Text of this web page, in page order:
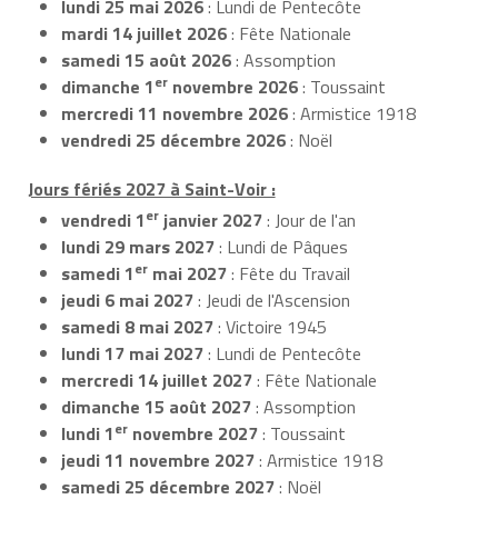
lundi 25 mai 2026: Lundi de Pentecôte
mardi 14 juillet 2026: Fête Nationale
samedi 15 août 2026: Assomption
dimanche 1er novembre 2026: Toussaint
mercredi 11 novembre 2026: Armistice 1918
vendredi 25 décembre 2026: Noël
Jours fériés 2027 à Saint-Voir :
vendredi 1er janvier 2027: Jour de l'an
lundi 29 mars 2027: Lundi de Pâques
samedi 1er mai 2027: Fête du Travail
jeudi 6 mai 2027: Jeudi de l'Ascension
samedi 8 mai 2027: Victoire 1945
lundi 17 mai 2027: Lundi de Pentecôte
mercredi 14 juillet 2027: Fête Nationale
dimanche 15 août 2027: Assomption
lundi 1er novembre 2027: Toussaint
jeudi 11 novembre 2027: Armistice 1918
samedi 25 décembre 2027: Noël